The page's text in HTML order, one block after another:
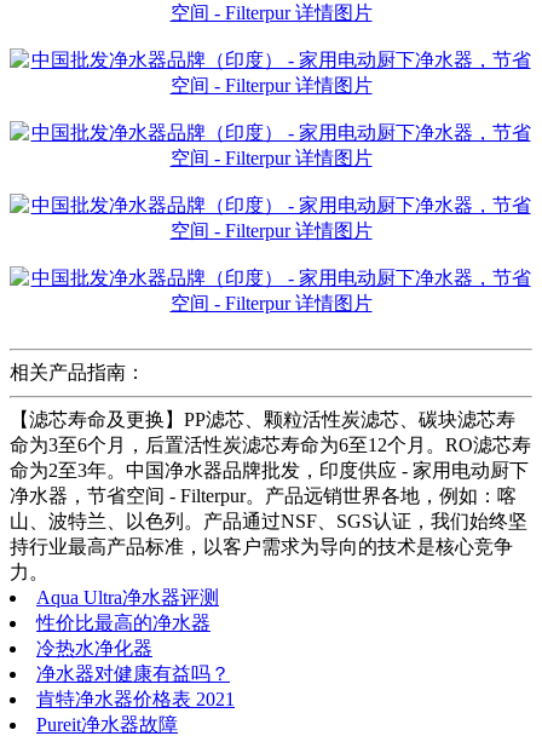
相关产品指南：
【滤芯寿命及更换】PP滤芯、颗粒活性炭滤芯、碳块滤芯寿
命为3至6个月，后置活性炭滤芯寿命为6至12个月。RO滤芯寿
命为2至3年。中国净水器品牌批发，印度供应 - 家用电动厨下
净水器，节省空间 - Filterpur。产品远销世界各地，例如：喀
山、波特兰、以色列。产品通过NSF、SGS认证，我们始终坚
持行业最高产品标准，以客户需求为导向的技术是核心竞争
力。
Aqua Ultra净水器评测
性价比最高的净水器
冷热水净化器
净水器对健康有益吗？
肯特净水器价格表 2021
Pureit净水器故障